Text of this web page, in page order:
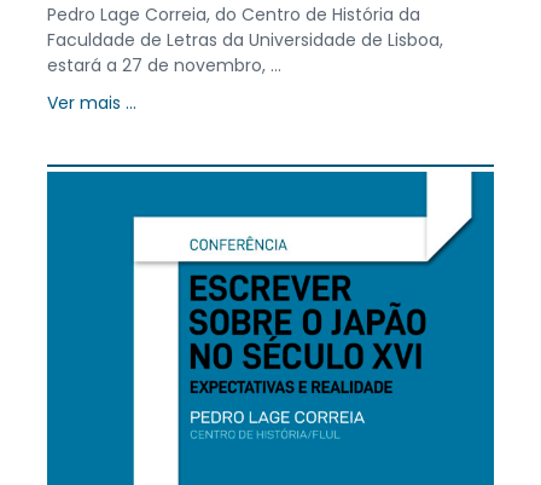
Pedro Lage Correia, do Centro de História da
Faculdade de Letras da Universidade de Lisboa,
estará a 27 de novembro, ...
Ver mais ...